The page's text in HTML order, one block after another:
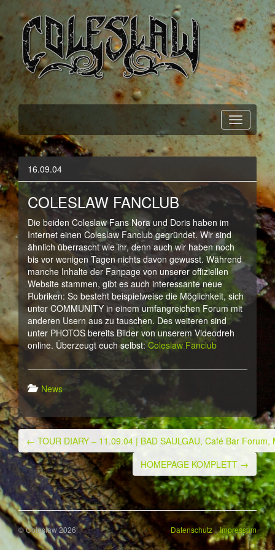
Coleslaw
Official Webpage
16.09.04
COLESLAW FANCLUB
Die beiden Coleslaw Fans Nora und Doris haben im
Internet einen Coleslaw Fanclub gegründet. Wir sind
ähnlich überrascht wie ihr, denn auch wir haben noch
bis vor wenigen Tagen nichts davon gewusst. Während
manche Inhalte der Fanpage von unserer offiziellen
Website stammen, gibt es auch interessante neue
Rubriken: So besteht beispielweise die Möglichkeit, sich
unter COMMUNITY in einem umfangreichen Forum mit
anderen Usern aus zu tauschen. Des weiteren sind
unter PHOTOS bereits Bilder von unserem Videodreh
online. Überzeugt euch selbst:Coleslaw Fanclub
News
Post navigation
← TOUR DIARY – 11.09.04 | BAD SAULGAU, Café Bar Forum,
HOMEPAGE KOMPLETT →
© Coleslaw 2026 Datenschutz|Impressum